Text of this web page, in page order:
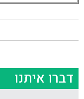
דברו איתנו